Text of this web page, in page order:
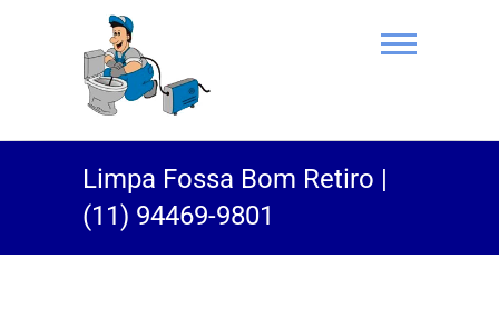
(11) 94469-
9801 |
Rei do Esgoto
Limpa Fossa Bom Retiro |
(11) 94469-9801